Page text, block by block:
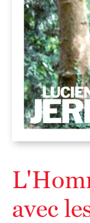
avec